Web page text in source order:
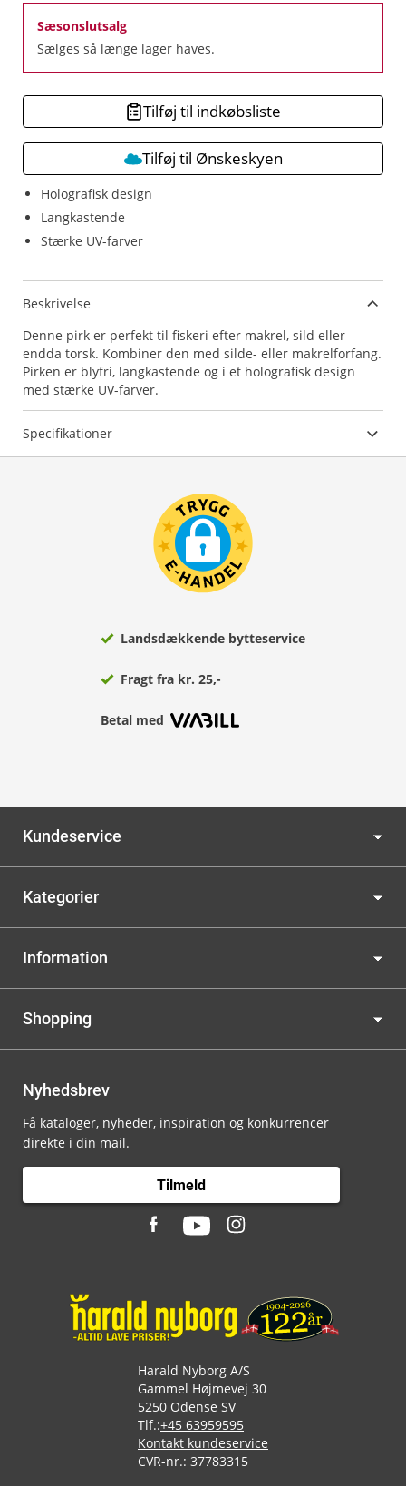
Holografisk design
Langkastende
Stærke UV-farver
Sæsonslutsalg
Sælges så længe lager haves.
Tilføj til indkøbsliste
Tilføj til Ønskeskyen
Beskrivelse
Denne pirk er perfekt til fiskeri efter makrel, sild eller
endda torsk. Kombiner den med silde- eller makrelforfang.
Pirken er blyfri, langkastende og i et holografisk design
med stærke UV-farver.
Specifikationer
Landsdækkende bytteservice
Fragt fra kr. 25,-
Betal med
Kundeservice
Kategorier
Information
Shopping
Nyhedsbrev
Få kataloger, nyheder, inspiration og konkurrencer
direkte i din mail.
Tilmeld
Harald Nyborg A/S
Gammel Højmevej 30
5250 Odense SV
Tlf.:+45 63959595
Kontakt kundeservice
CVR-nr.: 37783315